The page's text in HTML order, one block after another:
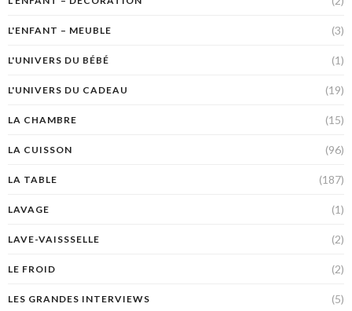
L'ENFANT – MEUBLE (3)
L'UNIVERS DU BÉBÉ (1)
L'UNIVERS DU CADEAU (19)
LA CHAMBRE (15)
LA CUISSON (96)
LA TABLE (187)
LAVAGE (1)
LAVE-VAISSSELLE (2)
LE FROID (2)
LES GRANDES INTERVIEWS (5)